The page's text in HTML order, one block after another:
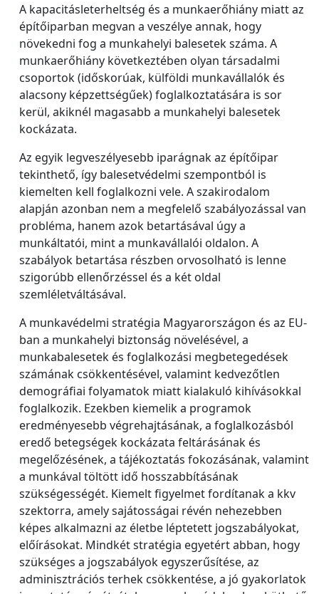
A kapacitásleterheltség és a munkaerőhiány miatt az
építőiparban megvan a veszélye annak, hogy
növekedni fog a munkahelyi balesetek száma. A
munkaerőhiány következtében olyan társadalmi
csoportok (időskorúak, külföldi munkavállalók és
alacsony képzettségűek) foglalkoztatására is sor
kerül, akiknél magasabb a munkahelyi balesetek
kockázata.
Az egyik legveszélyesebb iparágnak az építőipar
tekinthető, így balesetvédelmi szempontból is
kiemelten kell foglalkozni vele. A szakirodalom
alapján azonban nem a megfelelő szabályozással van
probléma, hanem azok betartásával úgy a
munkáltatói, mint a munkavállalói oldalon. A
szabályok betartása részben orvosolható is lenne
szigorúbb ellenőrzéssel és a két oldal
szemléletváltásával.
A munkavédelmi stratégia Magyarországon és az EU-
ban a munkahelyi biztonság növelésével, a
munkabalesetek és foglalkozási megbetegedések
számának csökkentésével, valamint kedvezőtlen
demográfiai folyamatok miatt kialakuló kihívásokkal
foglalkozik. Ezekben kiemelik a programok
eredményesebb végrehajtásának, a foglalkozásból
eredő betegségek kockázata feltárásának és
megelőzésének, a tájékoztatás fokozásának, valamint
a munkával töltött idő hosszabbításának
szükségességét. Kiemelt figyelmet fordítanak a kkv
szektorra, amely sajátosságai révén nehezebben
képes alkalmazni az életbe léptetett jogszabályokat,
előírásokat. Mindkét stratégia egyetért abban, hogy
szükséges a jogszabályok egyszerűsítése, az
adminisztrációs terhek csökkentése, a jó gyakorlatok